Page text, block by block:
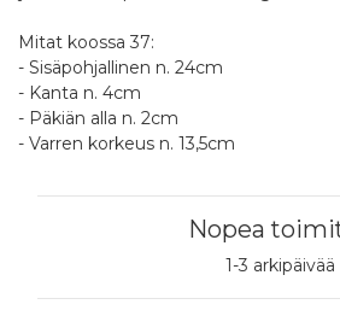
Mitat koossa 37:
- Sisäpohjallinen n. 24cm
- Kanta n. 4cm
- Päkiän alla n. 2cm
- Varren korkeus n. 13,5cm
Nopea
1-3 arkipäivää